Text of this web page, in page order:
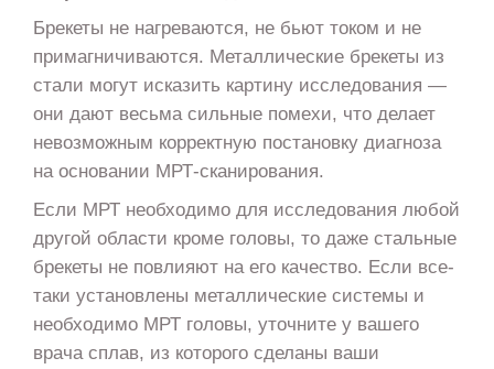
Брекеты не нагреваются, не бьют током и не
примагничиваются. Металлические брекеты из
стали могут исказить картину исследования —
они дают весьма сильные помехи, что делает
невозможным корректную постановку диагноза
на основании МРТ-сканирования.
Если МРТ необходимо для исследования любой
другой области кроме головы, то даже стальные
брекеты не повлияют на его качество. Если все-
таки установлены металлические системы и
необходимо МРТ головы, уточните у вашего
врача сплав, из которого сделаны ваши